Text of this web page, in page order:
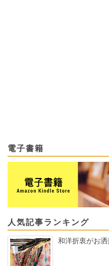
電子書籍
人気記事ランキング
和洋折衷がお